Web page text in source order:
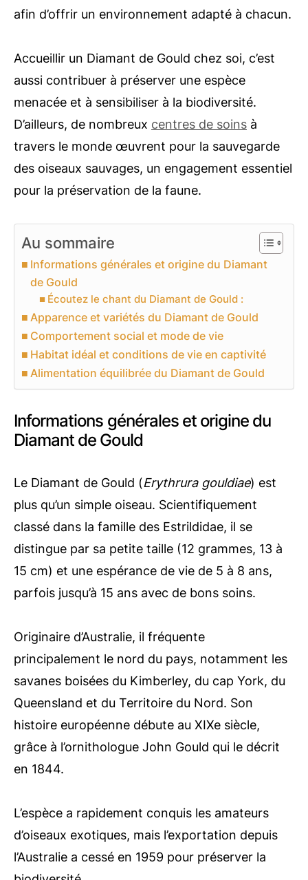
afin d’offrir un environnement adapté à chacun.
Accueillir un Diamant de Gould chez soi, c’est
aussi contribuer à préserver une espèce
menacée et à sensibiliser à la biodiversité.
D’ailleurs, de nombreux centres de soins à
travers le monde œuvrent pour la sauvegarde
des oiseaux sauvages, un engagement essentiel
pour la préservation de la faune.
Au sommaire
Informations générales et origine du Diamant
de Gould
Écoutez le chant du Diamant de Gould :
Apparence et variétés du Diamant de Gould
Comportement social et mode de vie
Habitat idéal et conditions de vie en captivité
Alimentation équilibrée du Diamant de Gould
Informations générales et origine du
Diamant de Gould
Le Diamant de Gould (Erythrura gouldiae) est
plus qu’un simple oiseau. Scientifiquement
classé dans la famille des Estrildidae, il se
distingue par sa petite taille (12 grammes, 13 à
15 cm) et une espérance de vie de 5 à 8 ans,
parfois jusqu’à 15 ans avec de bons soins.
Originaire d’Australie, il fréquente
principalement le nord du pays, notamment les
savanes boisées du Kimberley, du cap York, du
Queensland et du Territoire du Nord. Son
histoire européenne débute au XIXe siècle,
grâce à l’ornithologue John Gould qui le décrit
en 1844.
L’espèce a rapidement conquis les amateurs
d’oiseaux exotiques, mais l’exportation depuis
l’Australie a cessé en 1959 pour préserver la